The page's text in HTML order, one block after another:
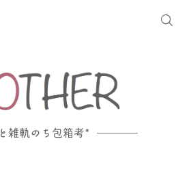
と雑軌のち包箱考*